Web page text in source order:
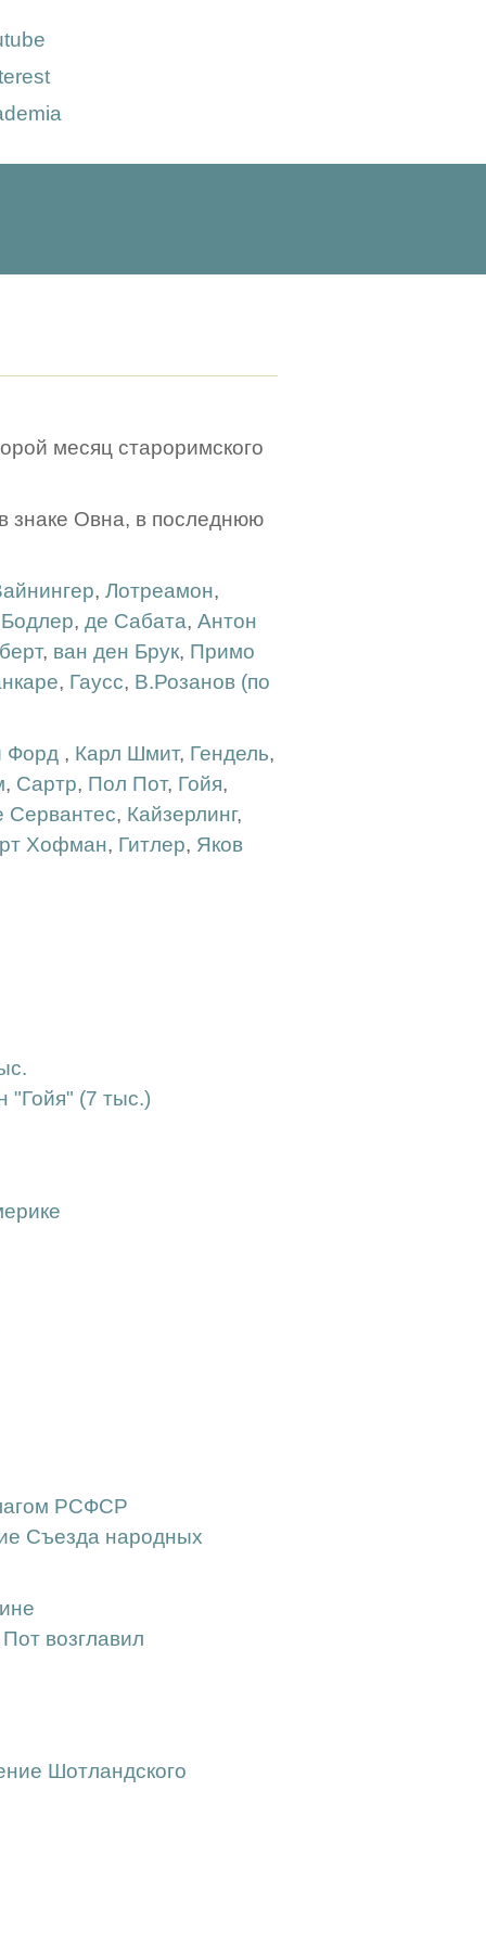
месяц староримского
знаке Овна, в последнюю
, Лотреамон,
Бодлер, де Сабата, Антон
, ван ден Брук, Примо
, Гаусс, В.Розанов (по
Форд , Карл Шмит, Гендель,
, Сартр, Пол Пот, Гойя,
Сервантес, Кайзерлинг,
Хофман, Гитлер, Яков
"Гойя" (7 тыс.)
РСФСР
Съезда народных
возглавил
Шотландского